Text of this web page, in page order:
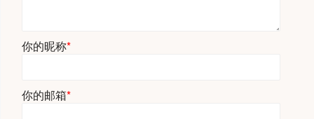
你的昵称*
你的邮箱*